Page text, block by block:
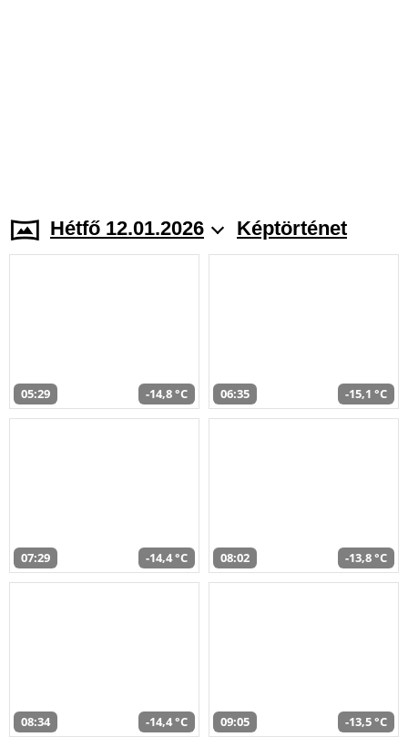
Hétfő 12.01.2026 Képtörténet
05:29 -14,8 °C 06:35 -15,1 °C
07:29 -14,4 °C 08:02 -13,8 °C
08:34 -14,4 °C 09:05 -13,5 °C